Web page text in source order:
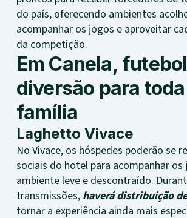
do país, oferecendo ambientes
acompanhar os jogos e aproveitar
da competição.
Em Canela,
diversão para
família
Laghetto Vivace
No Vivace, os hóspedes poderão se
sociais do hotel para acompanhar os
ambiente leve e descontraído.
transmissões,haverá distribuição
tornar a experiência ainda mais